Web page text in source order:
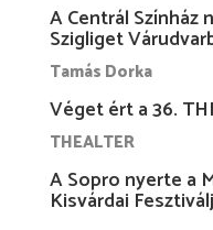
A Centrál Színház
Szigliget
Tamás Dorka
Véget ért a 36.
THEALTER
A Sopro nyerte a
Kisvárdai